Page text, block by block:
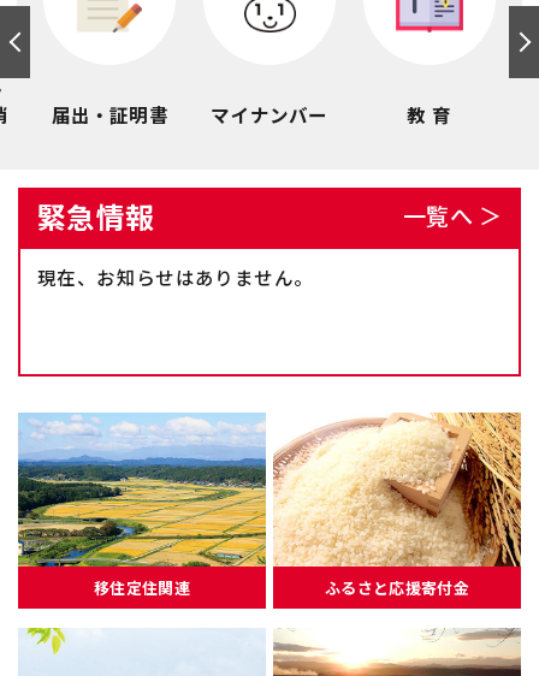
届出・証明書 マイナンバー 教 育
緊急情報 一覧へ ＞
現在、お知らせはありません。
移住定住関連 ふるさと応援寄付金